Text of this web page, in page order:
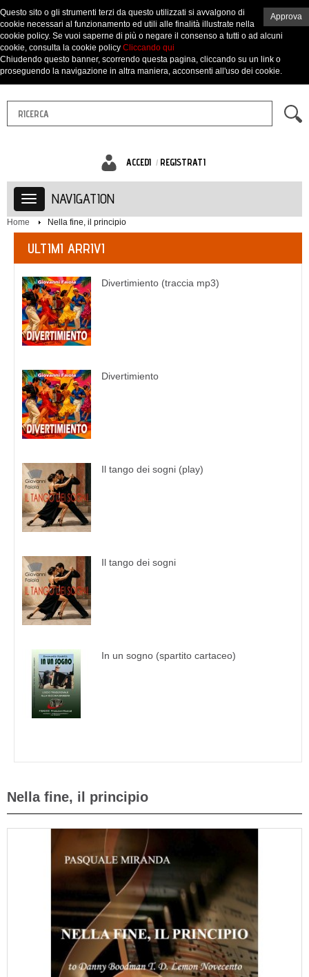
ACCEDI REGISTRATI
NAVIGATION
Home Nella fine, il principio
ULTIMI ARRIVI
Divertimiento (traccia mp3)
Divertimiento
Il tango dei sogni (play)
Il tango dei sogni
In un sogno (spartito cartaceo)
Nella fine, il principio
Approva
Questo sito o gli strumenti terzi da questo utilizzati si avvalgono di
cookie necessari al funzionamento ed utili alle finalità illustrate nella
cookie policy. Se vuoi saperne di più o negare il consenso a tutti o ad alcuni
cookie, consulta la cookie policy Cliccando qui
Chiudendo questo banner, scorrendo questa pagina, cliccando su un link o
proseguendo la navigazione in altra maniera, acconsenti all'uso dei cookie.